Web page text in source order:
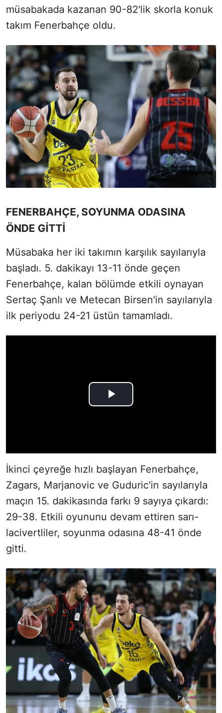
müsabakada kazanan 90-82'lik skorla konuk
takım Fenerbahçe oldu.
FENERBAHÇE, SOYUNMA ODASINA
ÖNDE GİTTİ
Müsabaka her iki takımın karşılık sayılarıyla
başladı. 5. dakikayı 13-11 önde geçen
Fenerbahçe, kalan bölümde etkili oynayan
Sertaç Şanlı ve Metecan Birsen'in sayılarıyla
ilk periyodu 24-21 üstün tamamladı.
İkinci çeyreğe hızlı başlayan Fenerbahçe,
Zagars, Marjanovic ve Guduric'in sayılarıyla
maçın 15. dakikasında farkı 9 sayıya çıkardı:
29-38. Etkili oyununu devam ettiren sarı-
lacivertliler, soyunma odasına 48-41 önde
gitti.